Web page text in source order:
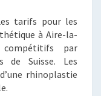
tarifs pour les
à Aire-la-
par
de Suisse. Les
rhinoplastie